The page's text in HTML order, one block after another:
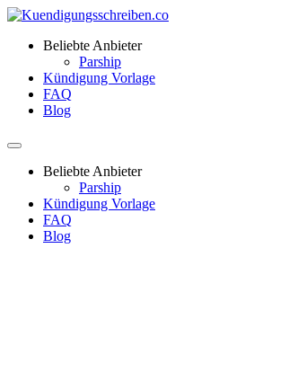
Beliebte Anbieter
Parship
Kündigung Vorlage
FAQ
Blog
Beliebte Anbieter
Parship
Kündigung Vorlage
FAQ
Blog